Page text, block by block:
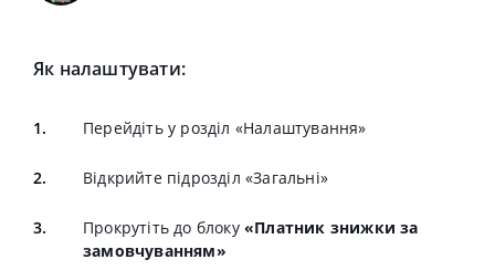
Як налаштувати:
Перейдіть у розділ «Налаштування»
Відкрийте підрозділ «Загальні»
Прокрутіть до блоку «Платник знижки за
замовчуванням»